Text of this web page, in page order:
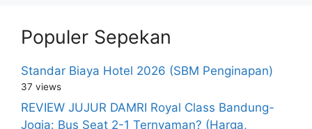
Populer Sepekan
Standar Biaya Hotel 2026 (SBM Penginapan)
37 views
REVIEW JUJUR DAMRI Royal Class Bandung-
Jogja: Bus Seat 2-1 Ternyaman? (Harga,